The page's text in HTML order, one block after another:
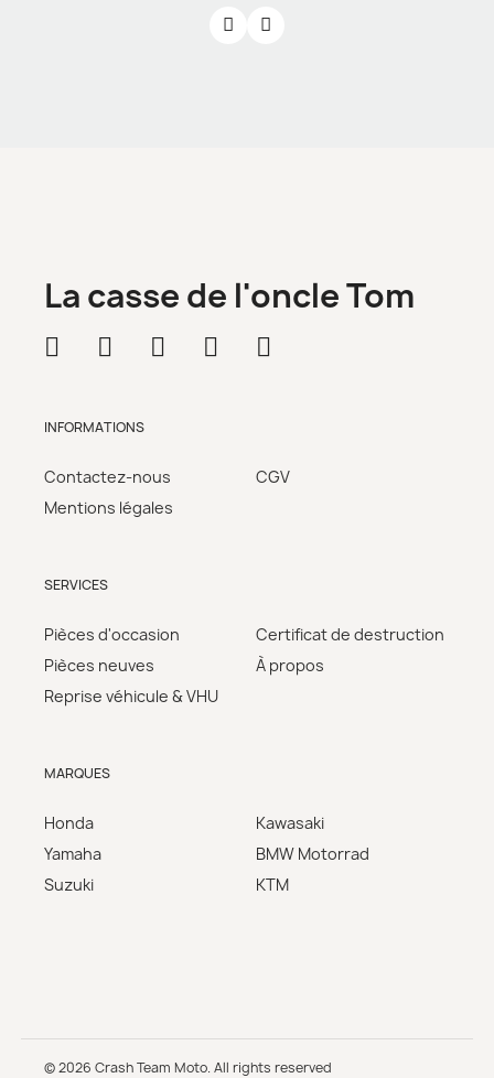
La casse de l'oncle Tom
INFORMATIONS
Contactez-nous
Mentions légales
CGV
SERVICES
Pièces d'occasion
Pièces neuves
Reprise véhicule & VHU
Certificat de destruction
À propos
MARQUES
Honda
Yamaha
Suzuki
Kawasaki
BMW Motorrad
KTM
© 2026 Crash Team Moto. All rights reserved